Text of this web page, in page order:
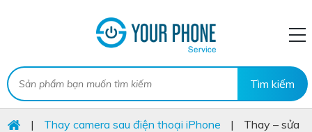
| Thay camera sau điện thoại iPhone |
Thay – sửa